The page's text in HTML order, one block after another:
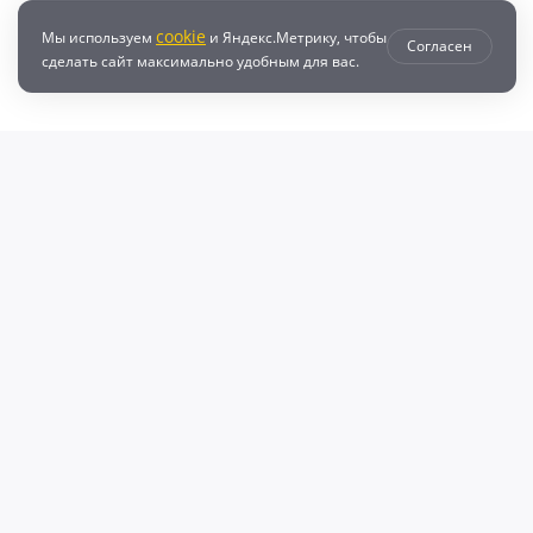
Мы используем cookie и Яндекс.Метрику, чтобы
сделать сайт максимально удобным для вас.
Согласен